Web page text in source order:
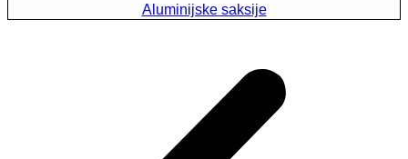
Aluminijske saksije